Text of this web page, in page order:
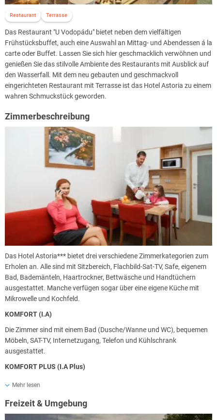
Sauna
Salzgrotte
Solarium
und vieles mehr
Im Aquazentrum Agricola stehen folgende Einrichtungen zur
Verfügung:
Schwimmbahnen bis zu 25 m Länge
Kinderbecken
Massage-Whirlpool
Kneipp-Steg
Außenterrasse
finnische Sauna
und vieles mehr
Restaurant Terrasse
Das Restaurant "U Vodopádu" bietet neben dem vielfältigen
Frühstücksbuffet, auch eine Auswahl an Mittag- und Abendessen á la
carte oder Buffet. Lassen Sie sich hier geschmacklich verwöhnen und
genießen Sie das stilvolle Ambiente des Restaurants mit Ausblick auf
den Wasserfall. Mit dem neu gebauten und geschmackvoll
eingerichteten Restaurant mit Terrasse ist das Hotel Astoria zu einem
wahren Schmuckstück geworden.
Zimmerbeschreibung
Das Hotel Astoria*** bietet drei verschiedene Zimmerkategorien zum
Erholen an. Alle sind mit Sitzbereich, Flachbild-Sat-TV, Safe, eigenem
Bad, Bademänteln, Haartrockner, Bettwäsche und Handtüchern
ausgestattet. Manche verfügen sogar über eine eigene Küche mit
Mikrowelle und Kochfeld.
KOMFORT (I.A)
Die Zimmer sind mit einem Bad (Dusche/Wanne und WC), bequemen
Möbeln, SAT-TV, Internetzugang, Telefon und Kühlschrank
ausgestattet.
KOMFORT PLUS (I.A Plus)
Doppelzimmer mit 28 bis 35 m² und ein Einzelzimmer mit 23 m². Diese
Schrank und Schreibtisch), Telefon, SAT-TV, Internetzugang,
Kühlschrank und modernem Bad mit Dusche eingerichtet.
Mehr lesen
Freizeit & Umgebung